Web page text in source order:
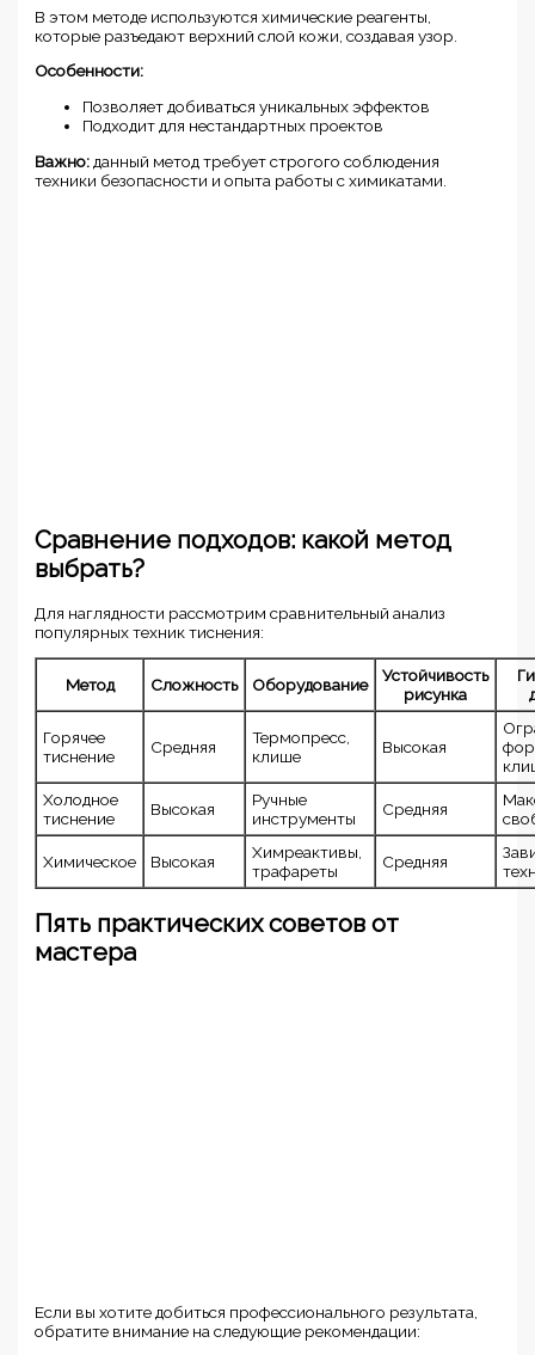
В этом методе используются химические реагенты,
которые разъедают верхний слой кожи, создавая узор.
Особенности:
Позволяет добиваться уникальных эффектов
Подходит для нестандартных проектов
Важно: данный метод требует строгого соблюдения
техники безопасности и опыта работы с химикатами.
Сравнение подходов: какой метод
выбрать?
Для наглядности рассмотрим сравнительный анализ
популярных техник тиснения:
Метод Сложность Оборудование
Устойчивость
рисунка
Горячее
тиснение
Средняя
Термопресс,
клише
Высокая
Холодное
тиснение
Высокая
Ручные
инструменты
Средняя
Химическое Высокая
Химреактивы,
трафареты
Средняя
Пять практических советов от
мастера
Если вы хотите добиться профессионального результата,
обратите внимание на следующие рекомендации: